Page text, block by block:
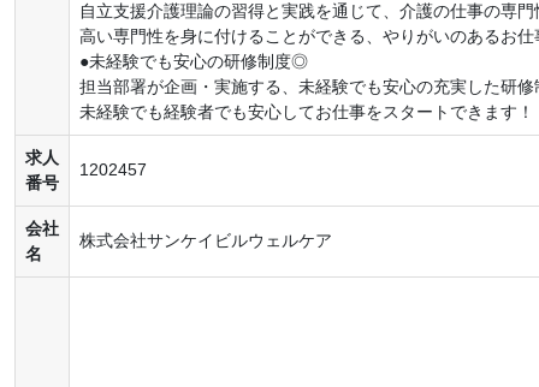
自立支援介護理論の習得と実践を通じて、介護の仕事の専
高い専門性を身に付けることができる、やりがいのあるお
●未経験でも安心の研修制度◎
担当部署が企画・実施する、未経験でも安心の充実した研
未経験でも経験者でも安心してお仕事をスタートできます！
求人
番号
1202457
会社
名
株式会社サンケイビルウェルケア